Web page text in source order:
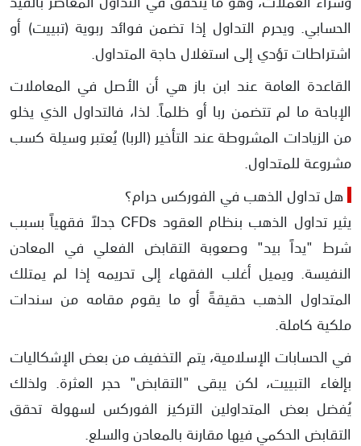
الحسابي. ويحرم التداول إذا تضمن فوائد ربوية (تبييت) أو
اشتراطات تؤدي إلى استغلال حاجة المتداول.
​القاعدة العامة عند ابن باز هي أن الأصل في المعاملات
الإباحة ما لم تتضمن ربا أو ظلماً. لذا، فالتداول الذي يخلو
من الزيادات المشروطة عند التأخير (الربا) يُعتبر وسيلة كسب
مشروعة للمتداول.
​هل تداول الذهب في الفوركس حرام؟
يثير ​تداول الذهب بنظام العقود CFDs جدلاً فقهياً بسبب
شرط "يداً بيد" وصعوبة التقابض الفعلي في المعادن
النفيسة. ويميل أغلب الفقهاء إلى تحريمه إذا لم يمتلك
المتداول الذهب حقيقةً أو ما يقوم مقامه من سندات
ملكية كاملة.
​في الحسابات الإسلامية، يتم التخفيف من بعض الإشكاليات
بإلغاء التبييت، لكن يبقى "التقابض" حجر العثرة. ولذلك
يُفضل بعض المتداولين التركيز الفوركس لسهولة تحقق
التقابض الحكمي فيها مقارنة بالمعادن والسلع.